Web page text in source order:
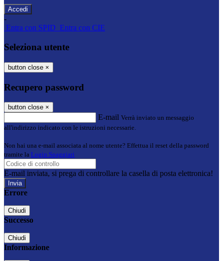
-
Entra con SPID Entra con CIE
Seleziona utente
button close ×
Recupero password
button close ×
E-mail Verrà inviato un messaggio
all'indirizzo indicato con le istruzioni necessarie.
Non hai una e-mail associata al nome utente? Effettua il reset della password
tramite la Login Spaggiari
E-mail inviata, si prega di controllare la casella di posta elettronica!
Errore
Chiudi
Successo
Chiudi
Informazione